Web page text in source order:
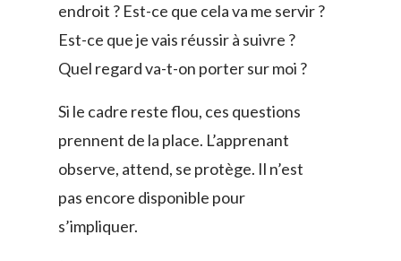
endroit ? Est-ce que cela va me servir ?
Est-ce que je vais réussir à suivre ?
Quel regard va-t-on porter sur moi ?
Si le cadre reste flou, ces questions
prennent de la place. L’apprenant
observe, attend, se protège. Il n’est
pas encore disponible pour
s’impliquer.